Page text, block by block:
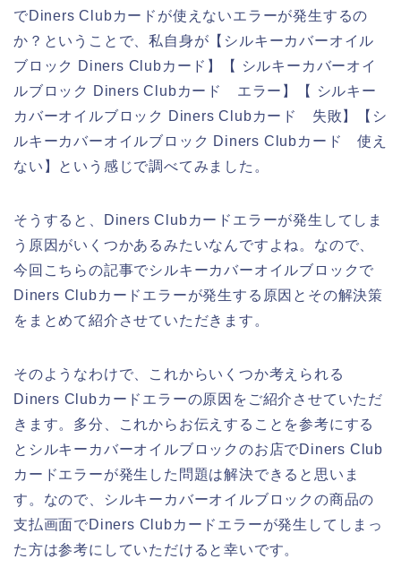
でDiners Clubカードが使えないエラーが発生するの
か？ということで、私自身が【シルキーカバーオイル
ブロック Diners Clubカード】【 シルキーカバーオイ
ルブロック Diners Clubカード エラー】【 シルキー
カバーオイルブロック Diners Clubカード 失敗】【シ
ルキーカバーオイルブロック Diners Clubカード 使え
ない】という感じで調べてみました。
そうすると、Diners Clubカードエラーが発生してしま
う原因がいくつかあるみたいなんですよね。なので、
今回こちらの記事でシルキーカバーオイルブロックで
Diners Clubカードエラーが発生する原因とその解決策
をまとめて紹介させていただきます。
そのようなわけで、これからいくつか考えられる
Diners Clubカードエラーの原因をご紹介させていただ
きます。多分、これからお伝えすることを参考にする
とシルキーカバーオイルブロックのお店でDiners Club
カードエラーが発生した問題は解決できると思いま
す。なので、シルキーカバーオイルブロックの商品の
支払画面でDiners Clubカードエラーが発生してしまっ
た方は参考にしていただけると幸いです。